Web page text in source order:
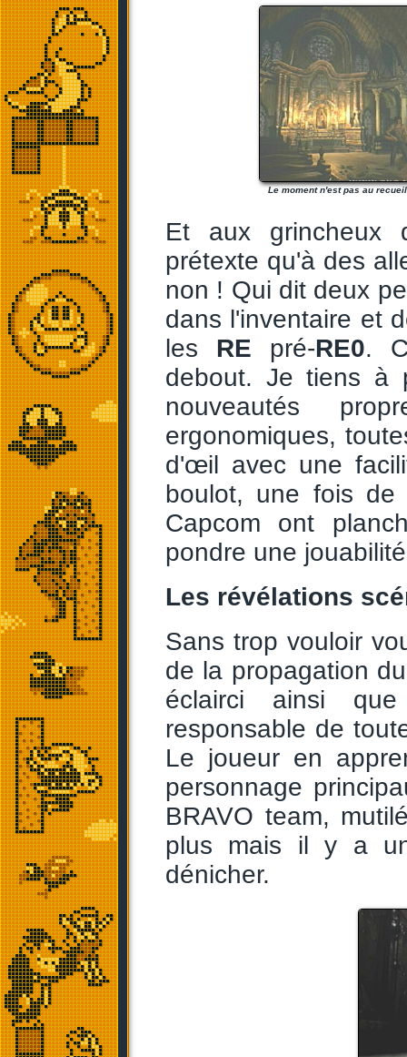
Le moment n'est pas au
Et aux grincheux
prétexte qu'à des
non ! Qui dit deux
dans l'inventaire et
les RE pré-RE0.
debout. Je tiens à
nouveautés
ergonomiques,
d'œil avec une
boulot, une fois
Capcom ont
pondre une
Les révélations
Sans trop vouloir
de la propagation
éclairci ainsi
responsable de
Le joueur en
personnage
BRAVO team,
plus mais il y a
dénicher.